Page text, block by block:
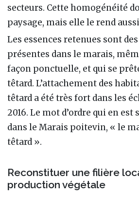
secteurs. Cette homogénéité
paysage, mais elle le rend
Les essences retenues sont
présentes dans le marais,
façon ponctuelle, et qui se
têtard. L’attachement des
têtard a été très fort dans les
2016. Le mot d’ordre qui en est
dans le Marais poitevin, « le
têtard ».
Reconstituer une filière
production végétale